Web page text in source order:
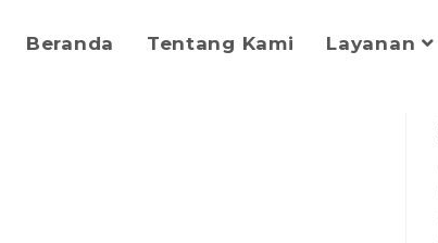
Beranda Tentang Kami Layanan